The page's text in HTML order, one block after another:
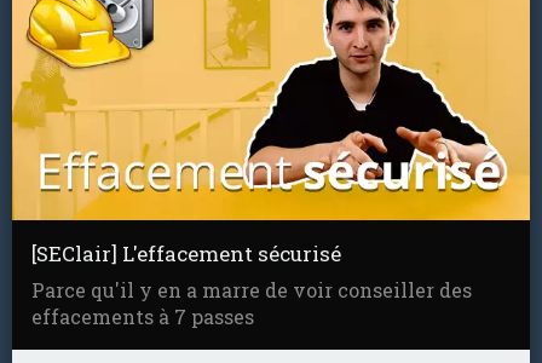
[SEClair] L'effacement sécurisé
Parce qu'il y en a marre de voir conseiller des
effacements à 7 passes